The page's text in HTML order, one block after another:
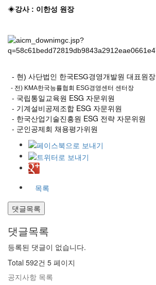
◈강사 : 이한성 원장
- 현) 사단법인 한국ESG경영개발원 대표원장
- 전) KMA한국능률협회 ESG경영센터 센터장
- 국립통일교육원 ESG 자문위원
- 기계설비공제조합 ESG 자문위원
- 한국산업기술진흥원 ESG 전략 자문위원
- 군인공제회 채용평가위원​
목록
댓글목록
댓글목록
등록된 댓글이 없습니다.
Total 592건 5 페이지
공지사항 목록